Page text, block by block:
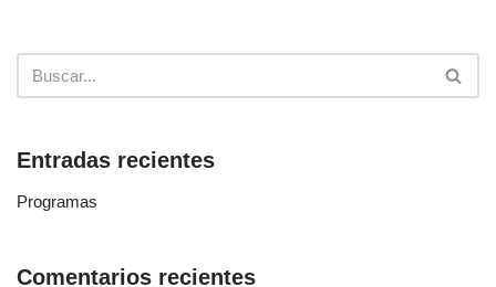
Entradas recientes
Programas
Comentarios recientes